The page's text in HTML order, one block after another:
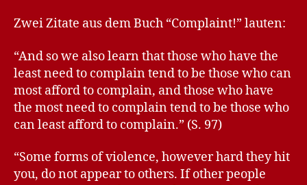
Zwei Zitate aus dem Buch “Complaint!” lauten:
“And so we also learn that those who have the
least need to complain tend to be those who can
most afford to complain, and those who have
the most need to complain tend to be those who
can least afford to complain.” (S. 97)
“Some forms of violence, however hard they hit
you, do not appear to others. If other people